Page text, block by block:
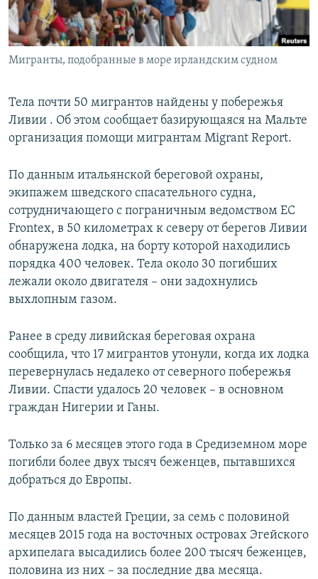
Мигранты, подобранные в море ирландским судном
Тела почти 50 мигрантов найдены у побережья
Ливии . Об этом сообщает базирующаяся на Мальте
организация помощи мигрантам Migrant Report.
По данным итальянской береговой охраны,
экипажем шведского спасательного судна,
сотрудничающего с пограничным ведомством ЕС
Frontex, в 50 километрах к северу от берегов Ливии
обнаружена лодка, на борту которой находились
порядка 400 человек. Тела около 30 погибших
лежали около двигателя – они задохнулись
выхлопным газом.
Ранее в среду ливийская береговая охрана
сообщила, что 17 мигрантов утонули, когда их лодка
перевернулась недалеко от северного побережья
Ливии. Спасти удалось 20 человек – в основном
граждан Нигерии и Ганы.
Только за 6 месяцев этого года в Средиземном море
погибли более двух тысяч беженцев, пытавшихся
добраться до Европы.
По данным властей Греции, за семь с половиной
месяцев 2015 года на восточных островах Эгейского
архипелага высадились более 200 тысяч беженцев,
половина из них – за последние два месяца.